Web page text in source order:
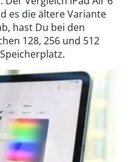
es die ältere Variante
hast Du bei den
128, 256 und 512